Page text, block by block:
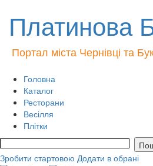
Платинова
Портал міста Чернівці та
Головна
Каталог
Ресторани
Весілля
Плітки
Зробити стартовою Додати в обрані